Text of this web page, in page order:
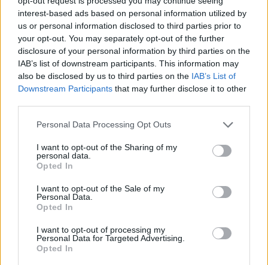
interest-based ads based on personal information utilized by
us or personal information disclosed to third parties prior to
your opt-out. You may separately opt-out of the further
disclosure of your personal information by third parties on the
IAB’s list of downstream participants. This information may
also be disclosed by us to third parties on the IAB’s List of
Downstream Participants that may further disclose it to other
Personal Data Processing Opt Outs
I want to opt-out of the Sharing of my
personal data.
Opted In
I want to opt-out of the Sale of my
Personal Data.
Opted In
I want to opt-out of processing my
Personal Data for Targeted Advertising.
Opted In
Σχέδια Πόλης – Οι ευθύνες της διοίκησης
Τσεβά στον καθορισμό των τιμών μονάδας
και οι επιπτώσεις στην εισφορά σε χρήμα
των πολιτών
ΡΑΦΗΝΑ - ΠΙΚΕΡΜΙ 7 Αυγούστου, 2026
Σχέδια Πόλης – Οι ευθύνες της διοίκησης Τσεβά στον
καθορισμό των τιμών μονάδας και οι επιπτώσεις στην
εισφορά σε...